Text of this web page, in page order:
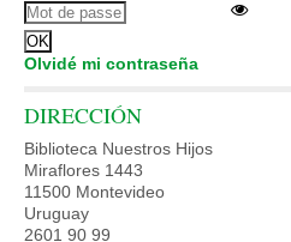
Olvidé mi contraseña
DIRECCIÓN
Biblioteca Nuestros Hijos
Miraflores 1443
11500 Montevideo
Uruguay
2601 90 99